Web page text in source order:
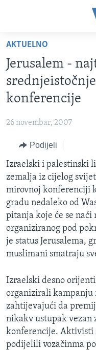
glavni
sadržaj
na
glavnu
Idi
pretragu
TV PROGRAM
VIDEO
FOTOGRAFIJE DANA
SJEDINJENE
BOSNA I HERCEGOVINA
SVIJET
NAUKA I TEHNOLOGIJA
SPECIJALNI PROJEKTI
KORUPCIJA
SLOBODA MEDIJA
ŽENSKA STRANA
IZBJEGLIČKA STRANA
MAGAZIN
O GLASU AMERIKE
Learning English
PRATITE NAS
AKTUELNO
Jerusalem -
konferencije
26 novembar, 2007
Podijeli
Izraelski i palestinski
zemalja iz cijelog
mirovnoj konferenciji
gradu nedaleko od
pitanja koje će se naći
organiziranog pod
je status Jerusalema,
muslimani smatraju
Izraelski desno
organizirali kampanju
zahtijevajući da
nikakv ustupak vezan
konferencije. Aktivisti
podijelili vozačinma